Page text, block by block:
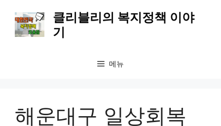
클리블리의 복지정책 이야
기
메뉴
해운대구 일상회복